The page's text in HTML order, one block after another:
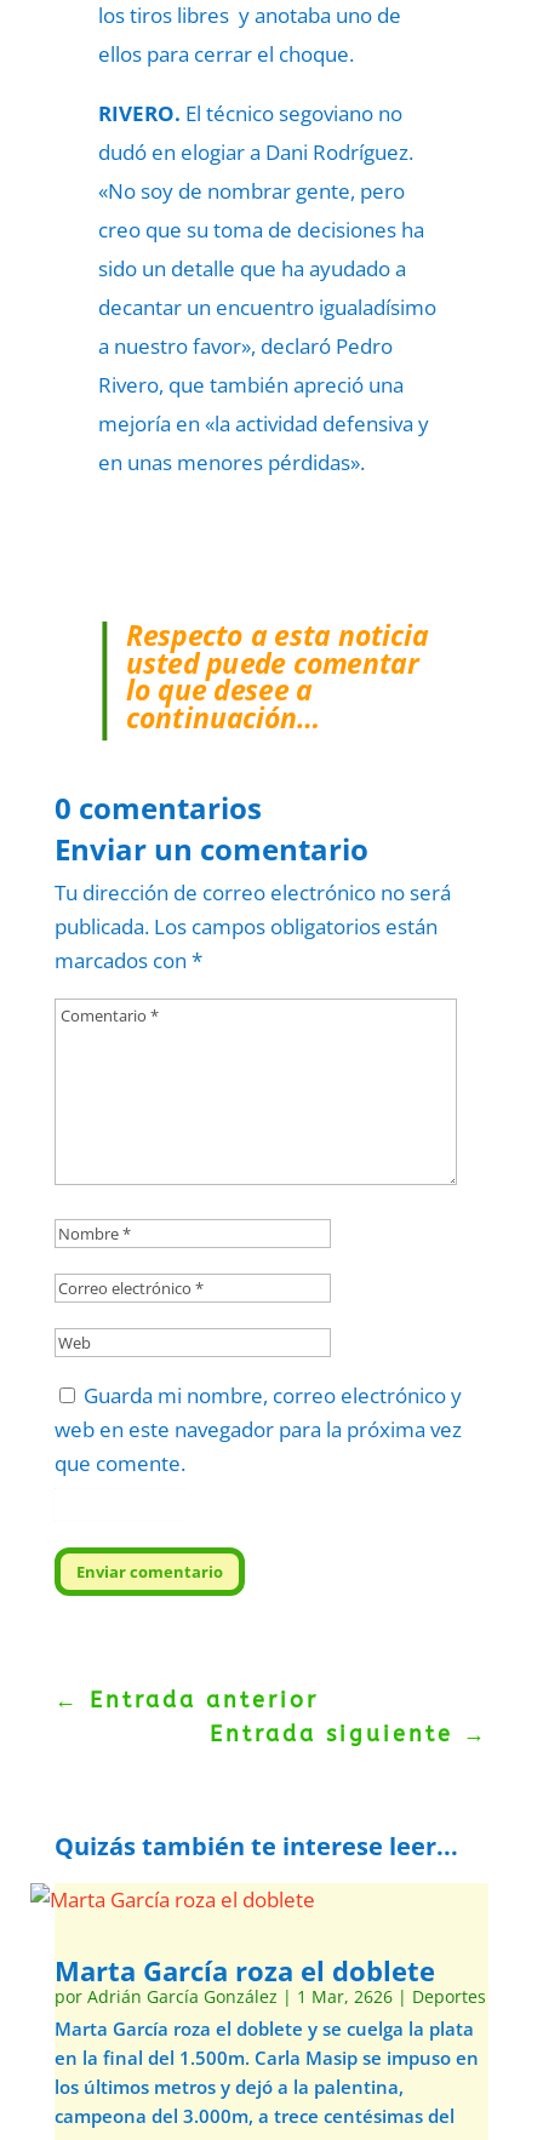
los tiros libres y anotaba uno de
ellos para cerrar el choque.
RIVERO. El técnico segoviano no
dudó en elogiar a Dani Rodríguez.
«No soy de nombrar gente, pero
creo que su toma de decisiones ha
sido un detalle que ha ayudado a
decantar un encuentro igualadísimo
a nuestro favor», declaró Pedro
Rivero, que también apreció una
mejoría en «la actividad defensiva y
en unas menores pérdidas».
Respecto a esta noticia
usted puede comentar
lo que desee a
continuación…
0 comentarios
Enviar un comentario
Tu dirección de correo electrónico no será
publicada. Los campos obligatorios están
marcados con *
Guarda mi nombre, correo electrónico y
web en este navegador para la próxima vez
que comente.
Enviar comentario
← Entrada anterior
Entrada siguiente
→
Quizás también te interese leer...
Marta García roza el doblete
por Adrián García González | 1 Mar, 2626| Deportes
Marta García roza el doblete y se cuelga la plata
en la final del 1.500m. Carla Masip se impuso en
los últimos metros y dejó a la palentina,
campeona del 3.000m, a trece centésimas del